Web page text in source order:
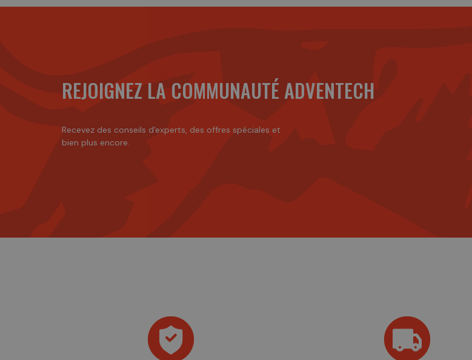
REJOIGNEZ LA COMMUNAUTÉ ADVENTECH
Recevez des conseils d'experts, des offres spéciales et
bien plus encore.